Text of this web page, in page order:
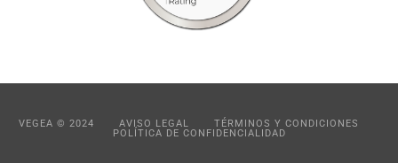
VEGEA © 2024 AVISO LEGAL
TÉRMINOS Y CONDICIONES
POLÍTICA DE CONFIDENCIALIDAD